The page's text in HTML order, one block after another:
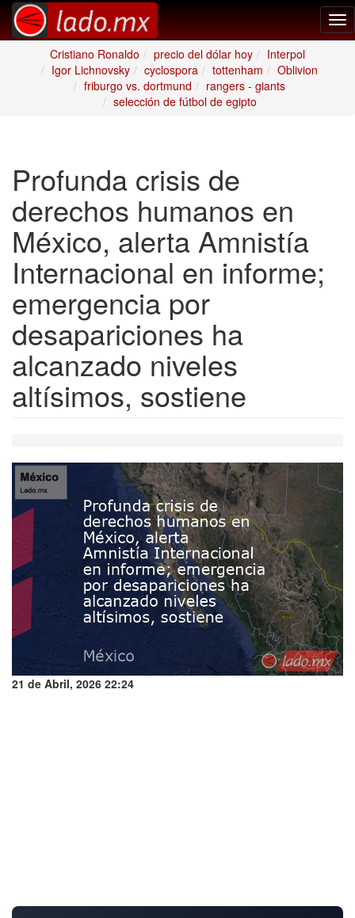
Cristiano Ronaldo
precio del dólar hoy
Interpol
Igor Lichnovsky
cyclospora tottenham
Oblivion
friburgo vs. dortmund
rangers - giants
selección de fútbol de egipto
Profunda crisis de
derechos humanos en
México, alerta Amnistía
Internacional en informe;
emergencia por
desapariciones ha
alcanzado niveles
altísimos, sostiene
21 de Abril, 2026 22:24